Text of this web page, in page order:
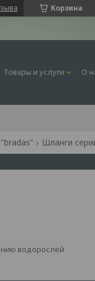
Корзина
Товары и услуги О
Шланги
водорослей